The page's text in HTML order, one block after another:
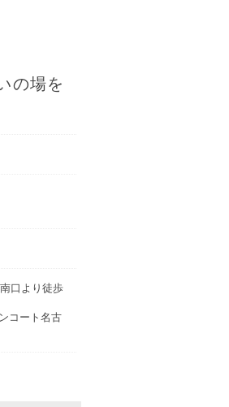
の場を
口より徒歩
コート名古